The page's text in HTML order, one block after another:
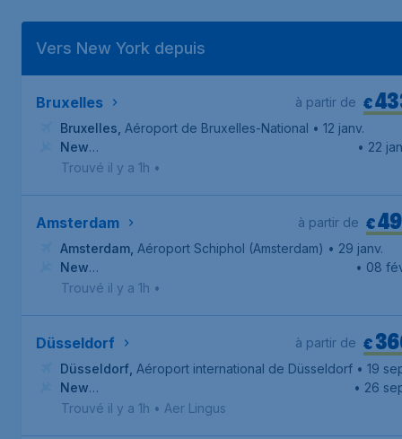
Vers New York depuis
Bruxelles €
à partir de
Bruxelles Aéroport de Bruxelles-National • 12 janv.
New
York, Aéroport international de Newark-Liberty
• 22
Trouvé il y a 1h •
Amsterdam €
à partir de
Amsterdam Aéroport Schiphol (Amsterdam) • 29 janv.
New
York, Aéroport international de Newark-Liberty
• 08
Trouvé il y a 1h •
Düsseldorf €
à partir de
Düsseldorf Aéroport international de Düsseldorf • 19
New
York, Aéroport international John F. Kennedy
• 26
Trouvé il y a 1h • Aer Lingus